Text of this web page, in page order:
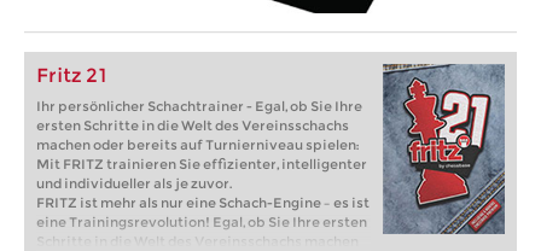
Fritz 21
Ihr persönlicher Schachtrainer - Egal, ob Sie Ihre
ersten Schritte in die Welt des Vereinsschachs
machen oder bereits auf Turnierniveau spielen:
Mit FRITZ trainieren Sie effizienter, intelligenter
und individueller als je zuvor.
FRITZ ist mehr als nur eine Schach-Engine – es ist
eine Trainingsrevolution! Egal, ob Sie Ihre ersten
Schritte in die Welt des Vereinsschachs machen